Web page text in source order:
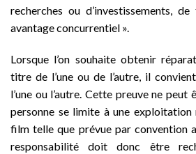
recherches ou d’investissements,
avantage concurrentiel ».
Lorsque l’on souhaite obtenir
titre de l’une ou de l’autre, il
l’une ou l’autre. Cette preuve ne peut
personne se limite à une exploitation
film telle que prévue par convention
responsabilité doit donc être